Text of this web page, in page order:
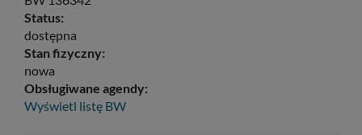
Status:
dostępna
Stan fizyczny:
nowa
Obsługiwane agendy:
Wyświetl listę BW